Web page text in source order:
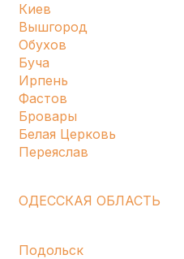
Киев
Вышгород
Обухов
Буча
Ирпень
Фастов
Бровары
Белая Церковь
Переяслав
ОДЕССКАЯ ОБЛАСТЬ
Подольск